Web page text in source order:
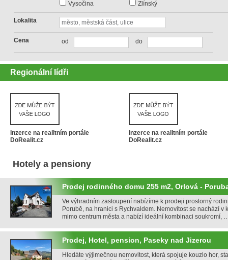
Vysočina
Zlínský
Lokalita
Cena od do
Regionální lídři
Inzerce na realitním portále
DoRealit.cz
Inzerce na realitním portále
DoRealit.cz
Hotely a pensiony
Prodej rodinného domu 255 m2, Orlová -
Ve výhradním zastoupení nabízíme k prodeji prostorný
Porubě, na hranici s Rychvaldem. Nemovitost se nachází v
mimo centrum města a nabízí ideální kombinaci soukromí,
Prodej, Hotel, pension, Paseky nad Jizerou
Hledáte výjimečnou nemovitost, která spojuje kouzlo hor,